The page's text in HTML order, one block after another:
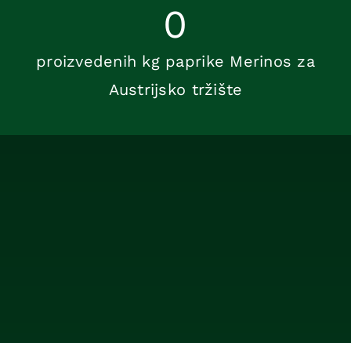
0
proizvedenih kg paprike Merinos za
Austrijsko tržište